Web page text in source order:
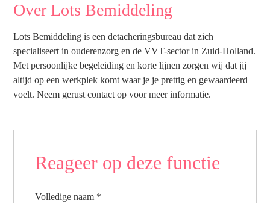
Over Lots Bemiddeling
Lots Bemiddeling is een detacheringsbureau dat zich
specialiseert in ouderenzorg en de VVT-sector in Zuid-Holland.
Met persoonlijke begeleiding en korte lijnen zorgen wij dat jij
altijd op een werkplek komt waar je je prettig en gewaardeerd
voelt. Neem gerust contact op voor meer informatie.
Reageer op deze functie
Volledige naam *